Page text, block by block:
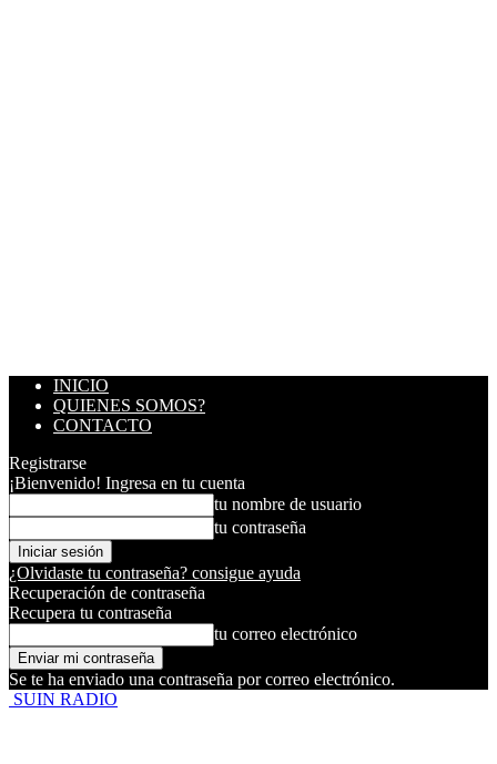
INICIO
QUIENES SOMOS?
CONTACTO
Registrarse
¡Bienvenido! Ingresa en tu cuenta
tu nombre de usuario
tu contraseña
¿Olvidaste tu contraseña? consigue ayuda
Recuperación de contraseña
Recupera tu contraseña
tu correo electrónico
Se te ha enviado una contraseña por correo electrónico.
SUIN RADIO